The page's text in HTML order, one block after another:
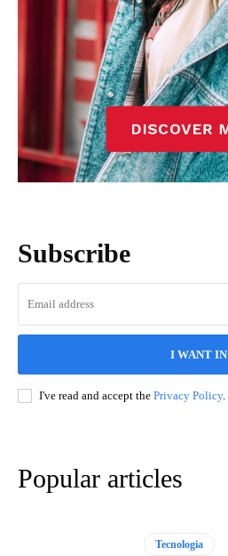
Subscribe
I WANT IN
I've read and accept the Privacy Policy.
Popular articles
Tecnologia